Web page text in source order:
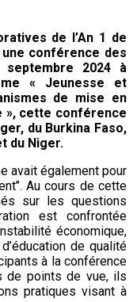
de l’An 1 de
une conférence des
2024 à
« Jeunesse et
de mise en
», cette conférence
du Burkina Faso,
du Niger.
avait également pour
Au cours de cette
sur les questions
est confrontée
économique,
de qualité
à la conférence
de points de vue, ils
pratiques visant à